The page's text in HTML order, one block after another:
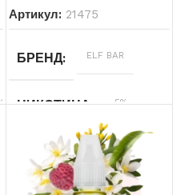
10
Артикул: 21475
БРЕНД ELF BAR
НИКОТИНА 5%
ОБЪЁМ ЖИДКОСТИ